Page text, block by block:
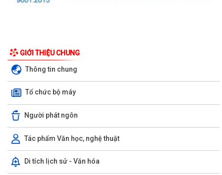
GIỚI THIỆU CHUNG
Thông tin chung
Tổ chức bộ máy
Người phát ngôn
Tác phẩm Văn học, nghệ thuật
Di tích lịch sử - Văn hóa